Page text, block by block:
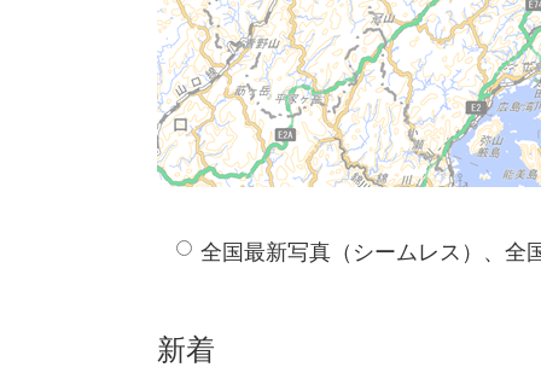
全国最新写真（シームレス）、全
新着